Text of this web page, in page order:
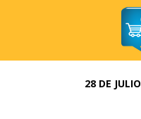
28 DE JULIO